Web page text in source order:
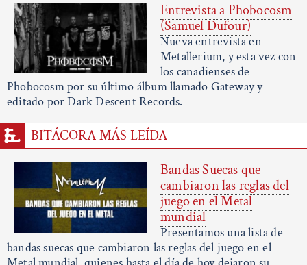
Entrevista a Phobocosm
(Samuel Dufour)
Nueva entrevista en
Metallerium, y esta vez con
los canadienses de
Phobocosm por su último álbum llamado Gateway y
editado por Dark Descent Records.
BITÁCORA MÁS LEÍDA
Bandas Suecas que
cambiaron las reglas del
juego en el Metal
mundial
Presentamos una lista de
bandas suecas que cambiaron las reglas del juego en el